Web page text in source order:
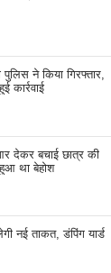
ने किया गिरफ्तार,
कार्रवाई
देकर बचाई छात्र की
था बेहोश
नई ताकत, डंपिंग यार्ड